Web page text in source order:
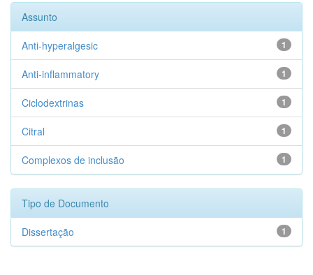
Assunto
1
Anti-hyperalgesic
1
Anti-inflammatory
1
Ciclodextrinas
1
Citral
1
Complexos de inclusão
Tipo de Documento
1
Dissertação